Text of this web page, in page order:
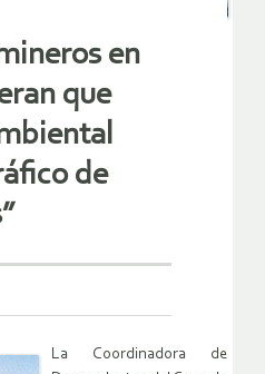
en
que
de
La Coordinadora de